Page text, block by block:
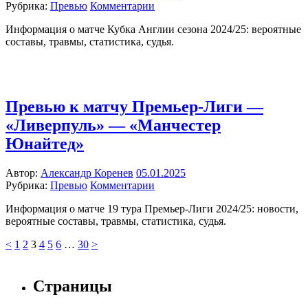
Рубрика: Превью Комментарии
Информация о матче Кубка Англии сезона 2024/25: вероятные
составы, травмы, статистика, судья.
Превью к матчу Премьер-Лиги —
«Ливерпуль» — «Манчестер
Юнайтед»
Автор: Александр Коренев 05.01.2025
Рубрика: Превью Комментарии
Информация о матче 19 тура Премьер-Лиги 2024/25: новости,
вероятные составы, травмы, статистика, судья.
< 1 2 3 4 5 6 … 30 >
Страницы